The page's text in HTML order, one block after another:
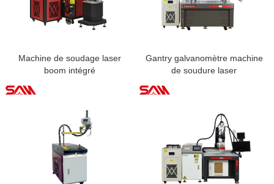
Machine de soudage laser
boom intégré
Gantry galvanomètre machine
de soudure laser